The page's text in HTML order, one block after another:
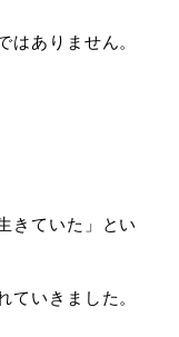
ありません。
きていた」とい
いきました。